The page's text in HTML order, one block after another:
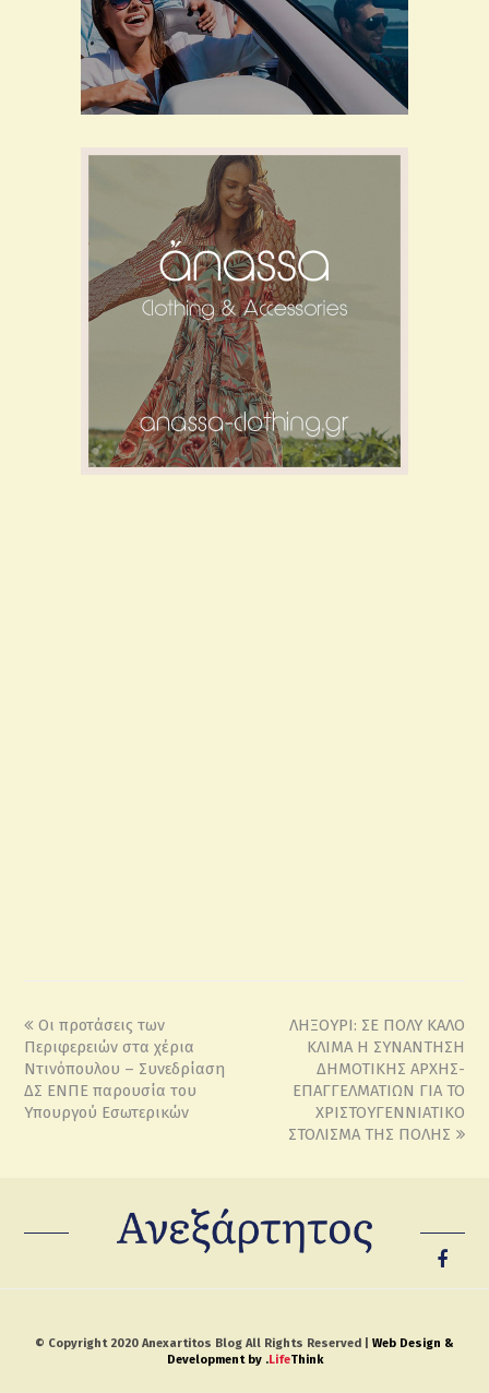
Οι προτάσεις των
Περιφερειών στα χέρια
Ντινόπουλου – Συνεδρίαση
ΔΣ ΕΝΠΕ παρουσία του
Υπουργού Εσωτερικών
ΛΗΞΟΥΡΙ: ΣΕ ΠΟΛΥ ΚΑΛΟ
ΚΛΙΜΑ Η ΣΥΝΑΝΤΗΣΗ
ΔΗΜΟΤΙΚΗΣ ΑΡΧΗΣ-
ΕΠΑΓΓΕΛΜΑΤΙΩΝ ΓΙΑ ΤΟ
ΧΡΙΣΤΟΥΓΕΝΝΙΑΤΙΚΟ
ΣΤΟΛΙΣΜΑ ΤΗΣ ΠΟΛΗΣ
© Copyright 2020 Anexartitos Blog All Rights Reserved | Web Design &
Development by .LifeThink